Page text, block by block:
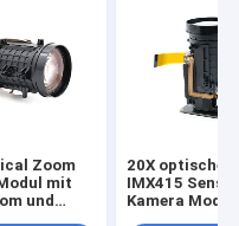
Zoom
mit
und
20X optischer
IMX415
Kamera Modul